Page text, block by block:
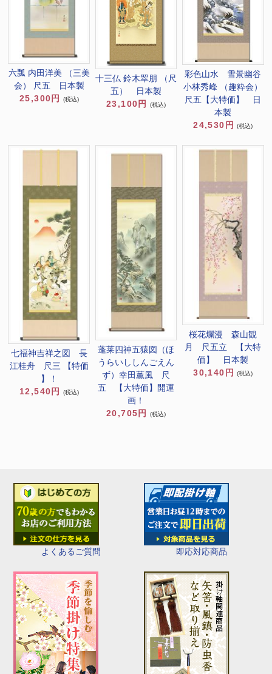
よくあるご質問 即応対応商品
六瓢 内田洋美 （三美
会） 尺五 日本製
25,300円
(税込)
十三仏 鈴木翠朋 （尺
五） 日本製
23,100円
(税込)
彩色山水 雪景幽谷
小林秀峰 （趣粋会）
尺五【大特価】 日
本製
24,530円
(税込)
七福神吉祥之図 長
江桂舟 尺三 【特価
】！
12,540円
(税込)
蓬莱四神五猿図（ほ
うらいししんごえん
ず）幸田薫風 尺
五 【大特価】開運
画！
20,705円
(税込)
桜花爛漫 森山観
月 尺五立 【大特
価】 日本製
30,140円
(税込)